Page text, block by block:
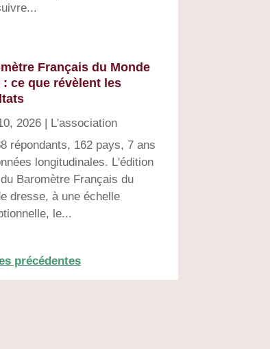
Français du Monde
: ce que révèlent les
2026| L'association
répondants, 162 pays, 7 ans
longitudinales. L'édition
Baromètre Français du
dresse, à une échelle
le...
précédentes